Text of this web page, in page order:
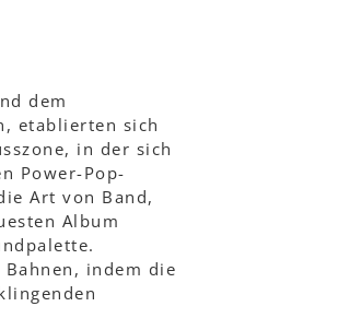
dem
etablierten sich
in der sich
Power-Pop-
Art von Band,
Album
indem die